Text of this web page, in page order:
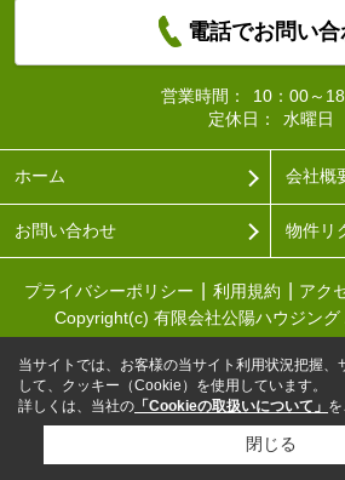
電話でお問い
営業時間：
10：00～
定休日：
水曜日
ホーム 会社概
お問い合わせ 物件リ
プライバシーポリシー 利用規約 アク
Copyright(c) 有限会社公陽ハウジング
当サイトでは、お客様の当サイト利用状況把握、
して、クッキー（Cookie）を使用しています。
詳しくは、当社の 「Cookieの取扱いについて」
閉じる